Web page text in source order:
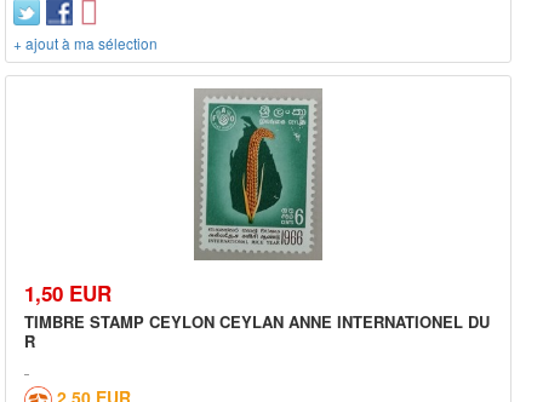
+ ajout à ma sélection
1,50 EUR
TIMBRE STAMP CEYLON CEYLAN ANNE INTERNATIONEL DU
R